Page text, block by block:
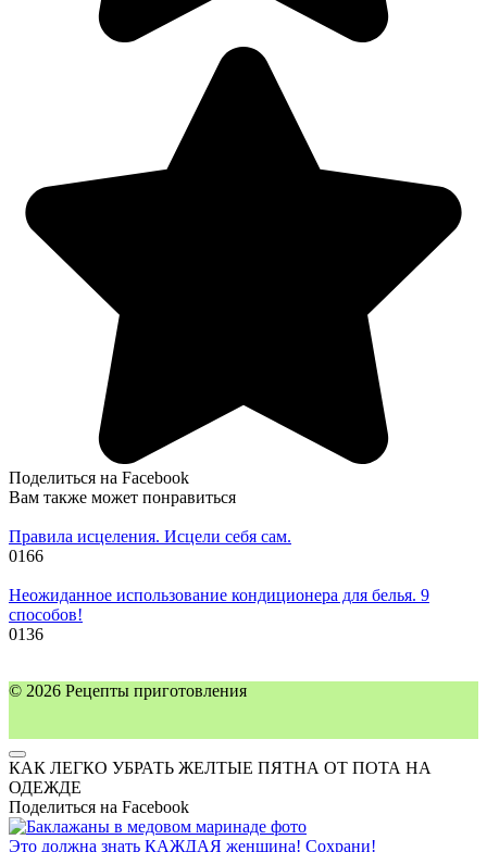
Поделиться на Facebook
Вам также может понравиться
Правила исцеления. Исцели себя сам.
0166
Неожиданное использование кондиционера для белья. 9
способов!
0136
© 2026 Рецепты приготовления
КАК ЛЕГКО УБРАТЬ ЖЕЛТЫЕ ПЯТНА ОТ ПОТА НА
ОДЕЖДЕ
Поделиться на Facebook
Это должна знать КАЖДАЯ женщина! Сохрани!